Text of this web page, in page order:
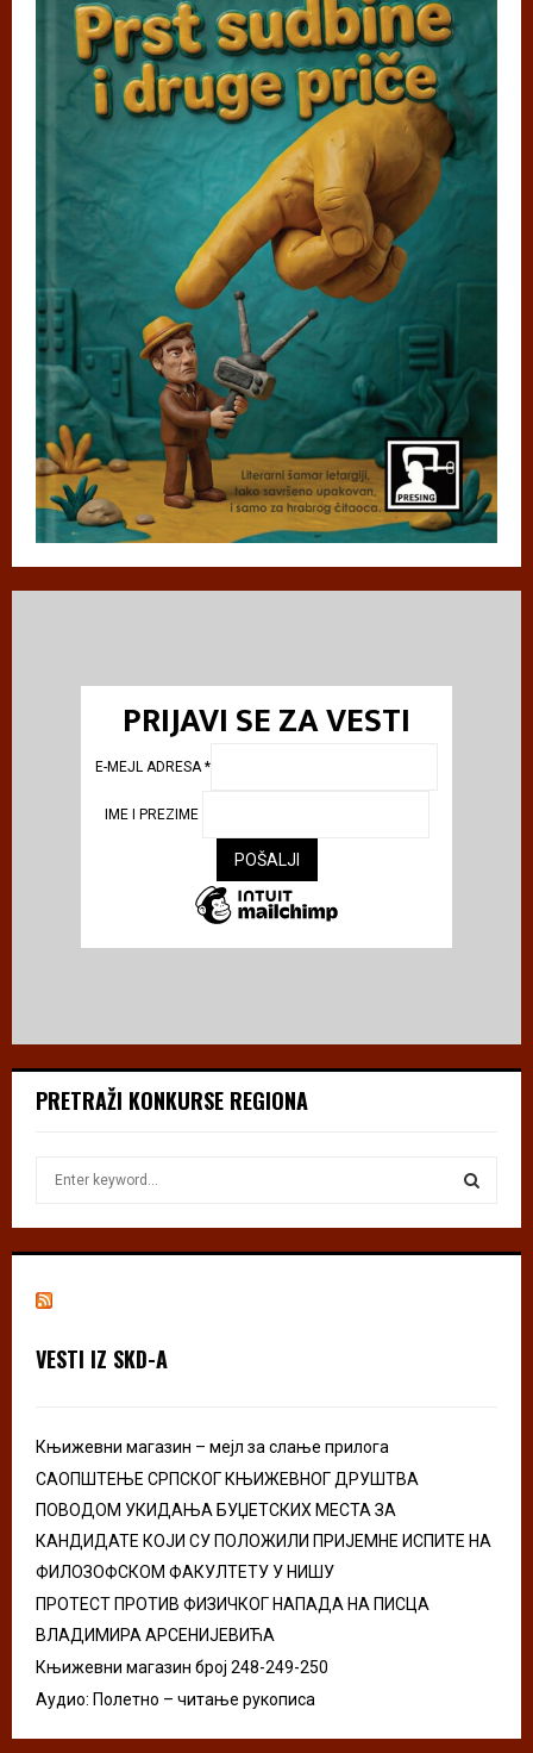
PRIJAVI SE ZA VESTI
E-MEJL ADRESA*
IME I PREZIME
PRETRAŽI KONKURSE REGIONA
h
r
S
VESTI IZ SKD-A
Књижевни магазин – мејл за слање прилога
САОПШТЕЊЕ СРПСКОГ КЊИЖЕВНОГ ДРУШТВА
ПОВОДОМ УКИДАЊА БУЏЕТСКИХ МЕСТА ЗА
КАНДИДАТЕ КОЈИ СУ ПОЛОЖИЛИ ПРИЈЕМНЕ ИСПИТЕ НА
ФИЛОЗОФСКОМ ФАКУЛТЕТУ У НИШУ
ПРОТЕСТ ПРОТИВ ФИЗИЧКОГ НАПАДА НА ПИСЦА
ВЛАДИМИРА АРСЕНИЈЕВИЋА
Књижевни магазин број 248-249-250
Аудио: Полетно – читање рукописа